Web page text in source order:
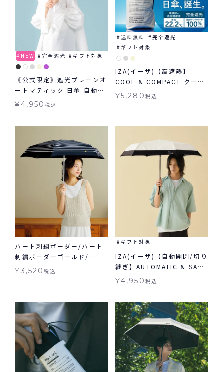
NEW 完全遮光 ギフト対象
《公式限定》遮光プレーンオ
ートマティック 日傘 自動開
閉 傘 折りたたみ ギフト対象
¥4,950税込
送料無料
完全遮光
ギフト対象
IZA(イーザ)【高遮熱】
COOL & COMPACT クール
&コンパクト 日傘 折りたた
¥5,280 税込
ハート刺繍ボーダー/ハート
刺繍ボーダーゴールド/
Wpc. 雨傘 折りたたみ 晴雨
¥3,520税込
ギフト対象
IZA(イーザ)【自動開閉/切り
継ぎ】AUTOMATIC & SAFE
オートマティック＆セーフ
¥4,950 税込